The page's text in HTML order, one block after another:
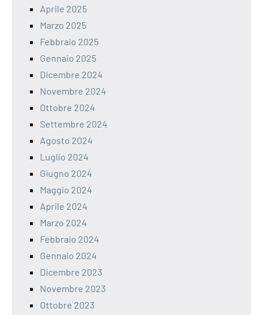
Aprile 2025
Marzo 2025
Febbraio 2025
Gennaio 2025
Dicembre 2024
Novembre 2024
Ottobre 2024
Settembre 2024
Agosto 2024
Luglio 2024
Giugno 2024
Maggio 2024
Aprile 2024
Marzo 2024
Febbraio 2024
Gennaio 2024
Dicembre 2023
Novembre 2023
Ottobre 2023